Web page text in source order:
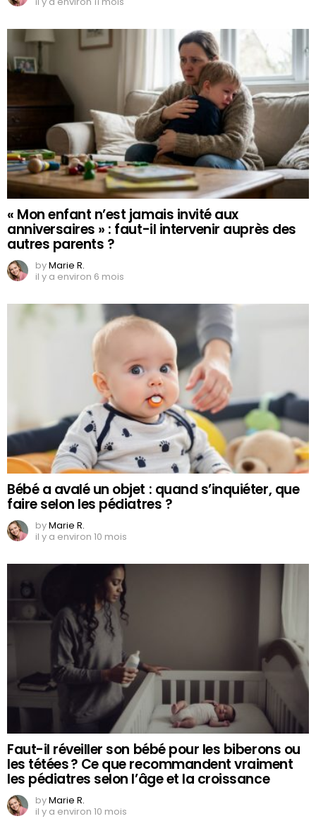
« Mon enfant n’est jamais invité aux
anniversaires » : faut-il intervenir auprès des
autres parents ?
byMarie R.
il y a environ 6 mois
Bébé a avalé un objet : quand s’inquiéter, que
faire selon les pédiatres ?
byMarie R.
il y a environ 10 mois
Faut-il réveiller son bébé pour les biberons ou
les tétées ? Ce que recommandent vraiment
les pédiatres selon l’âge et la croissance
byMarie R.
il y a environ 10 mois